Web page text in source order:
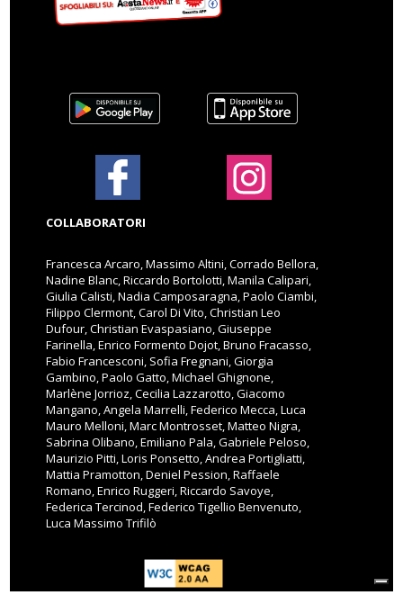
COLLABORATORI
Francesca Arcaro, Massimo Altini, Corrado Bellora,
Nadine Blanc, Riccardo Bortolotti, Manila Calipari,
Giulia Calisti, Nadia Camposaragna, Paolo Ciambi,
Filippo Clermont, Carol Di Vito, Christian Leo
Dufour, Christian Evaspasiano, Giuseppe
Farinella, Enrico Formento Dojot, Bruno Fracasso,
Fabio Francesconi, Sofia Fregnani, Giorgia
Gambino, Paolo Gatto, Michael Ghignone,
Marlène Jorrioz, Cecilia Lazzarotto, Giacomo
Mangano, Angela Marrelli, Federico Mecca, Luca
Mauro Melloni, Marc Montrosset, Matteo Nigra,
Sabrina Olibano, Emiliano Pala, Gabriele Peloso,
Maurizio Pitti, Loris Ponsetto, Andrea Portigliatti,
Mattia Pramotton, Deniel Pession, Raffaele
Romano, Enrico Ruggeri, Riccardo Savoye,
Federica Tercinod, Federico Tigellio Benvenuto,
Luca Massimo Trifilò